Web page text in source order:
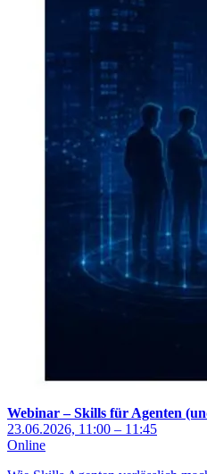
Webinar – Skills für Agenten
23.06.2026, 11:00 – 11:45
Online